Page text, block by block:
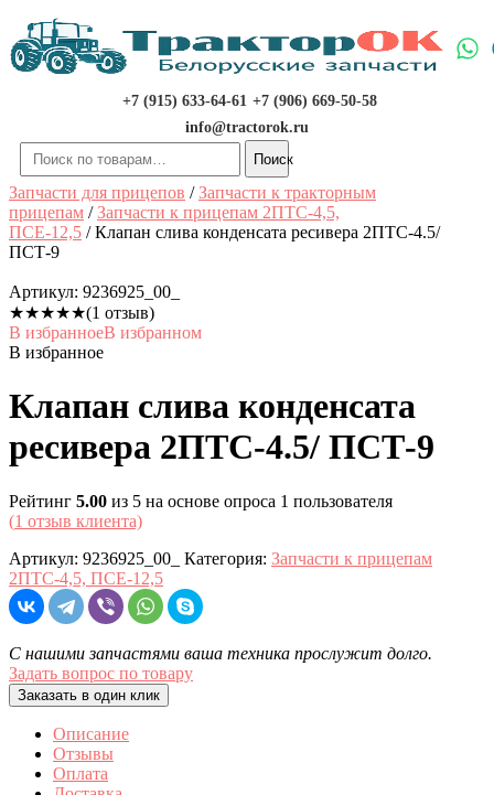
Перейти
содержимому
+7 (915) 633-64-61 +7 (906) 669-50-58
info@tractorok.ru
Искать:
Поиск
Запчасти для прицепов /Запчасти к тракторным
прицепам /Запчасти к прицепам 2ПТС-4,5,
ПСЕ-12,5 / Клапан слива конденсата ресивера 2ПТС-4.5/
ПСТ-9
Артикул: 9236925_00_
★★★★★(1 отзыв)
В избранноеВ избранном
В избранное
Клапан слива конденсата
ресивера 2ПТС-4.5/ ПСТ-9
Рейтинг 5.00 из 5 на основе опроса 1 пользователя
(1 отзыв клиента)
Артикул: 9236925_00_ Категория: Запчасти к прицепам
2ПТС-4,5, ПСЕ-12,5
С нашими запчастями ваша техника прослужит долго.
Задать вопрос по товару
Заказать в один клик
Описание
Отзывы
Оплата